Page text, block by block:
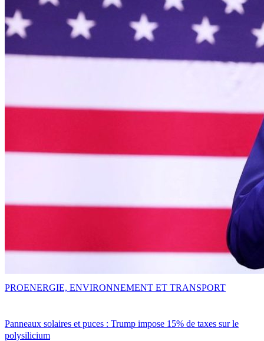
Panneaux solaires et puces : Trump impose 15% de taxes sur le
polysilicium
PROENERGIE, ENVIRONNEMENT ET TRANSPORT